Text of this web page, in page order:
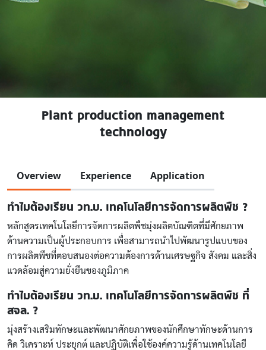
Plant production management
technology
Overview Experience Application
ทำไมต้องเรียน วท.บ. เทคโนโลยีการจัดการผลิตพืช ?
หลักสูตรเทคโนโลยีการจัดการผลิตพืชมุ่งผลิตบัณฑิตที่มีศักยภาพ
ด้านความเป็นผู้ประกอบการ เพื่อสามารถนำไปพัฒนารูปแบบของ
การผลิตพืชที่ตอบสนองต่อความต้องการด้านเศรษฐกิจ สังคม และสิ่ง
แวดล้อมสู่ความยั่งยืนของภูมิภาค
ทำไมต้องเรียน วท.บ. เทคโนโลยีการจัดการผลิตพืช ที่
สจล. ?
มุ่งสร้างเสริมทักษะและพัฒนาศักยภาพของนักศึกษาทักษะด้านการ
คิด วิเคราะห์ ประยุกต์ และปฏิบัติเพื่อใช้องค์ความรู้ด้านเทคโนโลยี